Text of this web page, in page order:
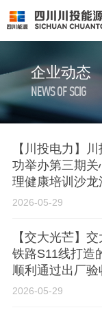
企业动态
NEWS OF SCIG
【川投电力】
功举办第三期
理健康培训沙龙
2026-05-29
【交大光芒】
铁路S11线打造
顺利通过出厂验
2026-05-29